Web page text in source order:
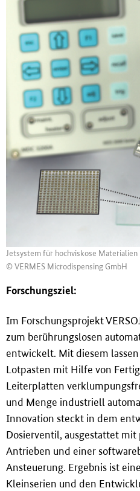
Jetsystem für hochviskose Materialien
© VERMES Microdispensing GmbH
Forschungsziel:
Im Forschungsprojekt
zum berührungslosen
entwickelt. Mit diesem
Lotpasten mit Hilfe von
Leiterplatten
und Menge industriell
Innovation steckt in dem
Dosierventil, ausgestattet
Antrieben und einer
Ansteuerung. Ergebnis ist
Kleinserien und den